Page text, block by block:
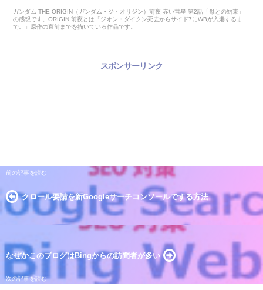
ガンダム THE ORIGIN（ガンダム・ジ・オリジン）前夜 赤い彗星 第2話「母との約束」
の感想です。ORIGIN 前夜とは「ジオン・ダイクン死去からサイド7にWBが入港するま
で。」原作の直前までを描いている作品です。
スポンサーリンク
クロール要請を新Googleサーチコンソールでする方法
なぜかこのブログはBingからの訪問者が多い